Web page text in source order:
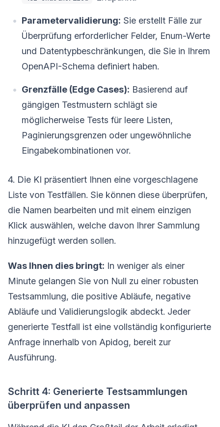
Parametervalidierung: Sie erstellt Fälle zur
Überprüfung erforderlicher Felder, Enum-Werte
und Datentypbeschränkungen, die Sie in Ihrem
OpenAPI-Schema definiert haben.
Grenzfälle (Edge Cases): Basierend auf
gängigen Testmustern schlägt sie
möglicherweise Tests für leere Listen,
Paginierungsgrenzen oder ungewöhnliche
Eingabekombinationen vor.
4. Die KI präsentiert Ihnen eine vorgeschlagene
Liste von Testfällen. Sie können diese überprüfen,
die Namen bearbeiten und mit einem einzigen
Klick auswählen, welche davon Ihrer Sammlung
hinzugefügt werden sollen.
Was Ihnen dies bringt: In weniger als einer
Minute gelangen Sie von Null zu einer robusten
Testsammlung, die positive Abläufe, negative
Abläufe und Validierungslogik abdeckt. Jeder
generierte Testfall ist eine vollständig konfigurierte
Anfrage innerhalb von Apidog, bereit zur
Ausführung.
Schritt 4: Generierte Testsammlungen
überprüfen und anpassen